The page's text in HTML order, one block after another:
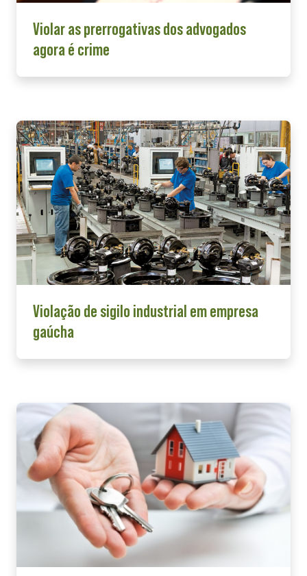
Violar as prerrogativas dos advogados
agora é crime
Violação de sigilo industrial em empresa
gaúcha